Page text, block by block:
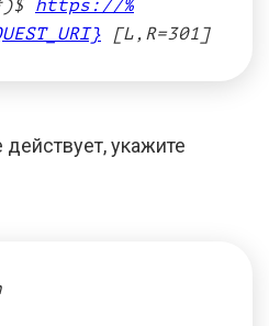
https://%
[L,R=301]
укажите